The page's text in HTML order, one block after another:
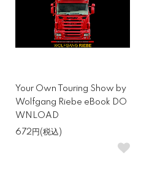
Your Own Touring Show by
Wolfgang Riebe eBook DO
WNLOAD
672円(税込)